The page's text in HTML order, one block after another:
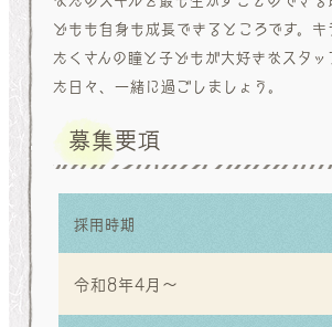
どもも自身も成長できるところです。キ
たくさんの瞳と子どもが大好きなスタ
た日々、一緒に過ごしましょう。
募集要項
採用時期
令和8年4月～